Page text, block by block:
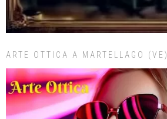
ARTE OTTICA A MARTELLAGO (VE)